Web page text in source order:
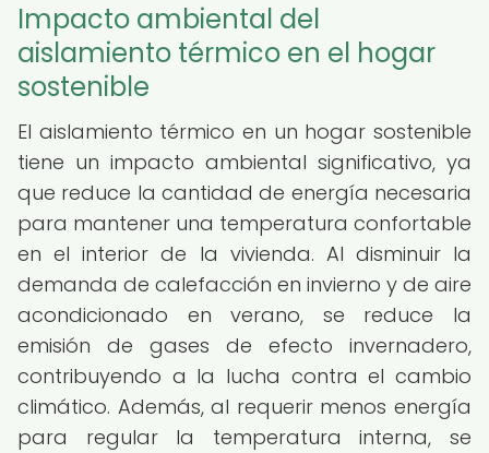
Impacto ambiental del
aislamiento térmico en el hogar
sostenible
El aislamiento térmico en un hogar sostenible
tiene un impacto ambiental significativo, ya
que reduce la cantidad de energía necesaria
para mantener una temperatura confortable
en el interior de la vivienda. Al disminuir la
demanda de calefacción en invierno y de aire
acondicionado en verano, se reduce la
emisión de gases de efecto invernadero,
contribuyendo a la lucha contra el cambio
climático. Además, al requerir menos energía
para regular la temperatura interna, se